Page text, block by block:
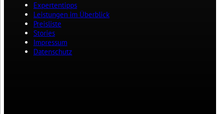
Expertentipps
Leistungen im Überblick
Preisliste
Stories
Impressum
Datenschutz